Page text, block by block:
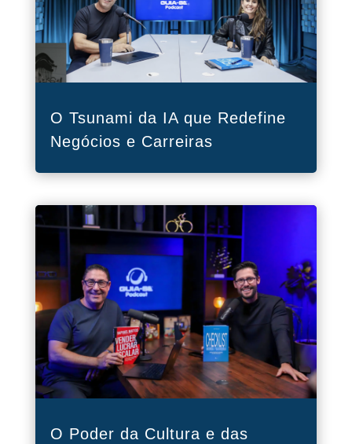
O Tsunami da IA que Redefine
Negócios e Carreiras
O Poder da Cultura e das